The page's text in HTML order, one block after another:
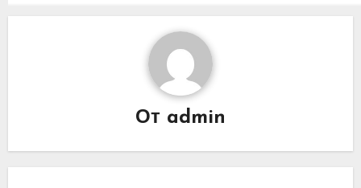
От admin